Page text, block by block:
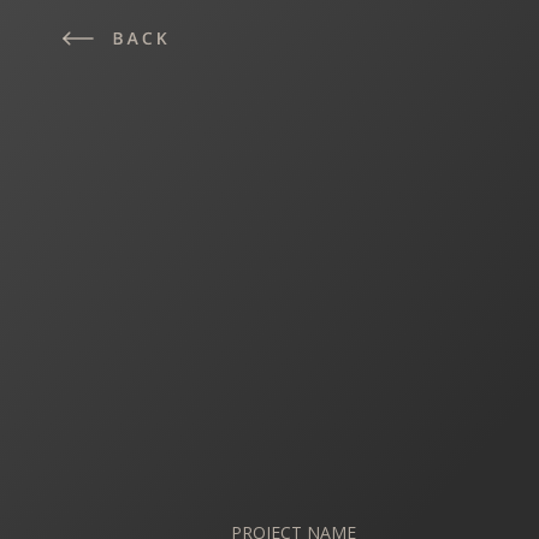
PROJECT NAME